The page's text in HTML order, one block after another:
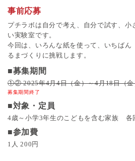
事前応募
プチラボは自分で考え、自分で試す、小
い実験室です。
今回は、いろんな紙を使って、いちばん
るまづくりに挑戦します。
■募集期間
①② 2025年4月4日（金）～4月18日（金
募集期間終了
■対象・定員
4歳～小学3年生のこどもを含む家族 各
■参加費
1人 200円